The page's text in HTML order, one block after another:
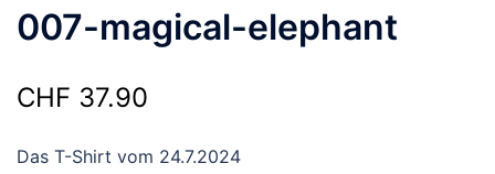
007-magical-elephant
CHF 37.90
Das T-Shirt vom 24.7.2024